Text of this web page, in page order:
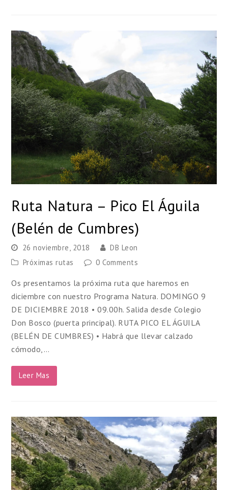
Ruta Natura – Pico El Águila
(Belén de Cumbres)
26 noviembre, 2018
DB Leon
Próximas rutas
0 Comments
Os presentamos la próxima ruta que haremos en
diciembre con nuestro Programa Natura. DOMINGO 9
DE DICIEMBRE 2018 • 09.00h. Salida desde Colegio
Don Bosco (puerta principal). RUTA PICO EL ÁGUILA
(BELÉN DE CUMBRES) • Habrá que llevar calzado
cómodo,…
Leer Mas